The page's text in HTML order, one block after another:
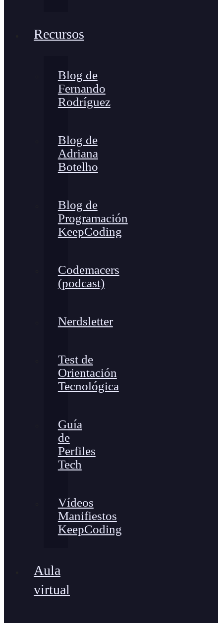
Recursos
Blog de
Fernando
Rodríguez
Blog de
Adriana
Botelho
Blog de
Programación
KeepCoding
Codemacers
(podcast)
Nerdsletter
Test de
Orientación
Tecnológica
Guía
de
Perfiles
Tech
Vídeos
Manifiestos
KeepCoding
Aula
virtual